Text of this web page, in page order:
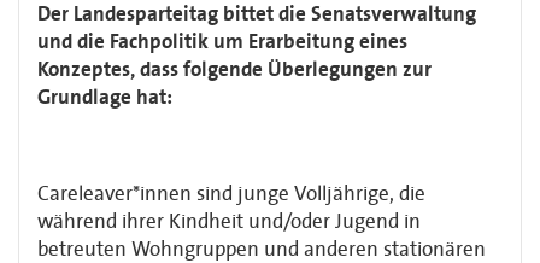
Der Landesparteitag bittet die Senatsverwaltung
und die Fachpolitik um Erarbeitung eines
Konzeptes, dass folgende Überlegungen zur
Grundlage hat:
Careleaver*innen sind junge Volljährige, die
während ihrer Kindheit und/oder Jugend in
betreuten Wohngruppen und anderen stationären